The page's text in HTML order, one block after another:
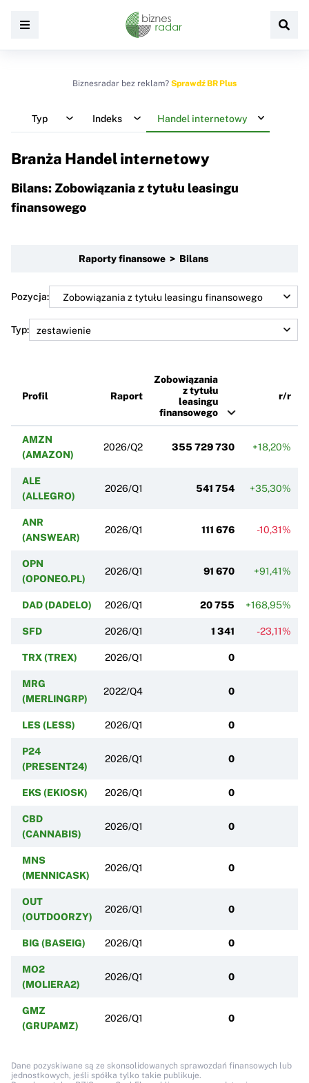
Biznesradar bez reklam? Sprawdź BR Plus
Typ Indeks Handel internetowy
Branża Handel internetowy
Bilans: Zobowiązania z tytułu leasingu
finansowego
Raporty finansowe > Bilans
Pozycja:
Typ:
Profil Raport
Zobowiązania
z tytułu
leasingu
finansowego
r/r
AMZN
(AMAZON)
2026/Q2 355 729 730 +18,20%
ALE
(ALLEGRO)
2026/Q1 541 754 +35,30%
ANR
(ANSWEAR)
2026/Q1 111 676 -10,31%
OPN
(OPONEO.PL)
2026/Q1 91 670 +91,41%
DAD (DADELO) 2026/Q1 20 755 +168,95%
SFD 2026/Q1 1 341 -23,11%
TRX (TREX) 2026/Q1 0
MRG
(MERLINGRP)
2022/Q4 0
LES (LESS) 2026/Q1 0
P24
(PRESENT24)
2026/Q1 0
EKS (EKIOSK) 2026/Q1 0
CBD
(CANNABIS)
2026/Q1 0
MNS
(MENNICASK)
2026/Q1 0
OUT
(OUTDOORZY)
2026/Q1 0
BIG (BASEIG) 2026/Q1 0
MO2
(MOLIERA2)
2026/Q1 0
GMZ
(GRUPAMZ)
2026/Q1 0
Dane pozyskiwane są ze skonsolidowanych sprawozdań finansowych lub
jednostkowych, jeśli spółka tylko takie publikuje.